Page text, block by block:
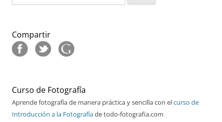
Compartir
Curso de Fotografía
Aprende fotografía de manera práctica y sencilla con elcurso de
Introducción a la Fotografíade todo-fotografia.com